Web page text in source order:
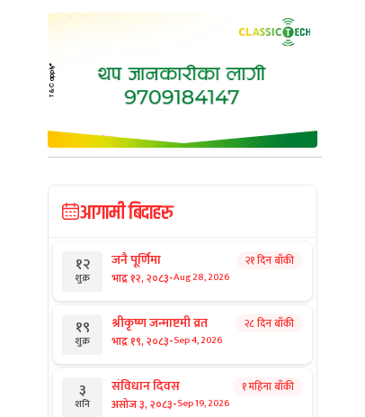
आगामी बिदाहरु
१२
शुक्र
जनै पूर्णिमा
भाद्र १२, २०८३-Aug 28, 2026
२१ दिन बाँकी
१९
शुक्र
श्रीकृष्ण जन्माष्टमी व्रत
भाद्र १९, २०८३-Sep 4, 2026
२८ दिन बाँकी
३
शनि
संविधान दिवस
असोज ३, २०८३-Sep 19, 2026
१ महिना बाँकी